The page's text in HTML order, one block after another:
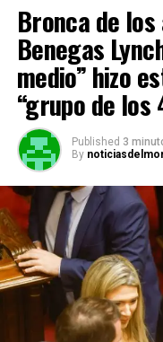
Bronca de
Benegas
medio” hizo
“grupo de los
Published 3
By